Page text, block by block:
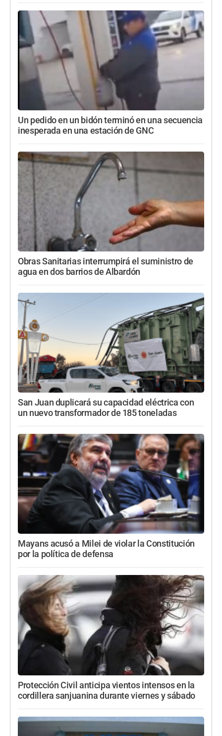
Un pedido en un bidón terminó en una secuencia
inesperada en una estación de GNC
Obras Sanitarias interrumpirá el suministro de
agua en dos barrios de Albardón
San Juan duplicará su capacidad eléctrica con
un nuevo transformador de 185 toneladas
Mayans acusó a Milei de violar la Constitución
por la política de defensa
Protección Civil anticipa vientos intensos en la
cordillera sanjuanina durante viernes y sábado